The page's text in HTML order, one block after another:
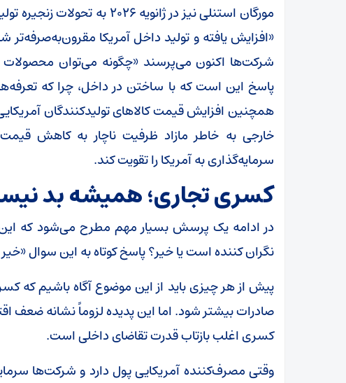
مورگان استنلی نیز در ژانویه
«افزایش یافته و تولید داخل آمریکا
شرکت‌ها اکنون می‌پرسند «چگونه می‌توان محصولات
پاسخ این است که با ساختن در داخل، چرا که
خارجی به خاطر مازاد ظرفیت ناچار به کاهش
سرمایه‌گذاری به آمریکا را تقویت کند.
کسری تجاری؛ همیشه بد
نگران کننده است یا خیر؟ پاسخ کوتاه به این سوال
پیش از هر چیزی باید از این موضوع آگاه باشیم که
صادرات بیشتر شود. اما این پدیده لزوماً نشانه ضعف
کسری اغلب بازتاب قدرت تقاضای داخلی است.
وقتی مصرف‌کننده آمریکایی پول دارد و شرکت‌ها